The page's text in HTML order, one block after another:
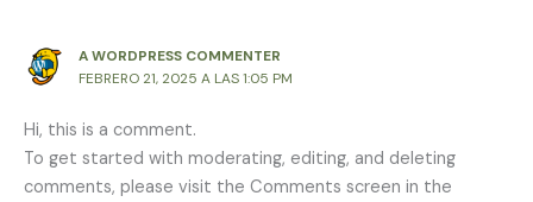
A WORDPRESS COMMENTER
FEBRERO 21, 2025 A LAS 1:05 PM
Hi, this is a comment.
To get started with moderating, editing, and deleting
comments, please visit the Comments screen in the